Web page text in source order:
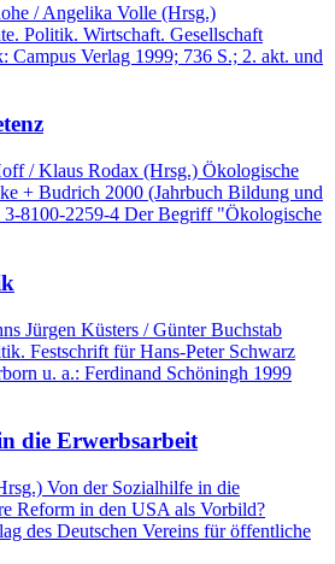
/ Angelika Volle (Hrsg.)
Politik. Wirtschaft. Gesellschaft
Verlag 1999; 736 S.; 2. akt. und
/ Klaus Rodax (Hrsg.) Ökologische
+ Budrich 2000 (Jahrbuch Bildung und
8100-2259-4 Der Begriff "Ökologische
Jürgen Küsters / Günter Buchstab
Festschrift für Hans-Peter Schwarz
u. a.: Ferdinand Schöningh 1999
die Erwerbsarbeit
Von der Sozialhilfe in die
Reform in den USA als Vorbild?
des Deutschen Vereins für öffentliche